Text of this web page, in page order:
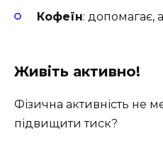
Кофеїн: допомагає,
Живіть активно!
Фізична активність не
підвищити тиск?